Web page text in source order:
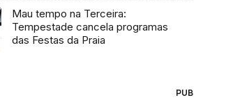
Mau tempo na Terceira:
Tempestade cancela programas
das Festas da Praia
PUB